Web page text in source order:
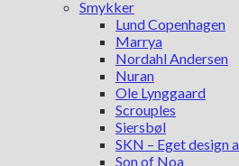
Smykker
Lund Copenhagen
Marrya
Nordahl Andersen
Nuran
Ole Lynggaard
Scrouples
Siersbøl
SKN – Eget design
Son of Noa